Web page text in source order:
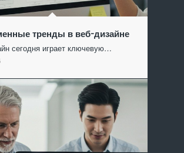
тренды в веб-дизайне
сегодня играет ключевую…